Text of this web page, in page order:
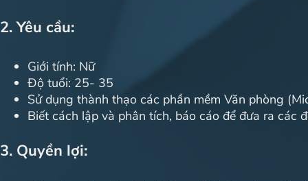
2. Yêu cầu:
Giới tính: Nữ
Độ tuổi: 25- 35
Sử dụng thành thạo các phần mềm Văn phòng
Biết cách lập và phân tích, báo cáo để đưa ra các
3. Quyền lợi: